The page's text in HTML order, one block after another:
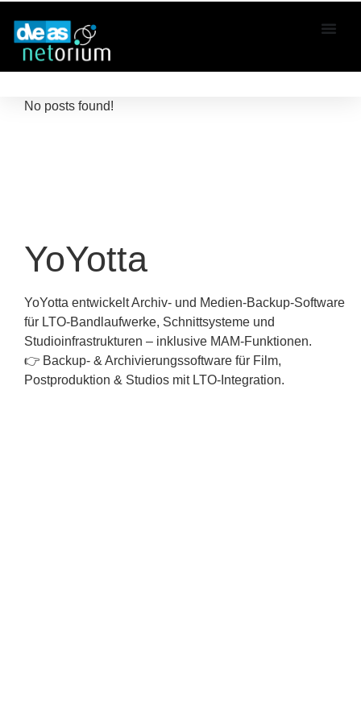
No posts found!
YoYotta
YoYotta entwickelt Archiv- und Medien-Backup-Software
für LTO-Bandlaufwerke, Schnittsysteme und
Studioinfrastrukturen – inklusive MAM-Funktionen.
👉 Backup- & Archivierungssoftware für Film,
Postproduktion & Studios mit LTO-Integration.